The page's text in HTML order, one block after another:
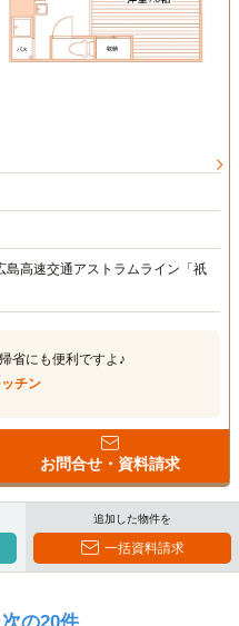
島高速交通アストラムライン「祇
省にも便利ですよ♪
チン
お問合せ・資料請求
追加した物件を
一括資料請求